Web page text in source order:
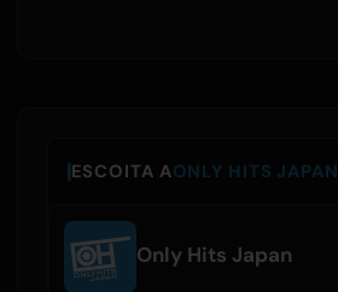
ESCOITA AONLY HITS JAPAN
Only Hits Japan